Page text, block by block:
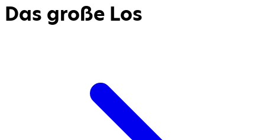
Das große Los